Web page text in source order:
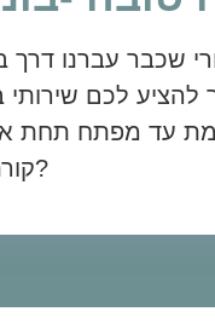
שכבר עברנו דרך
לכם שירותי
עד מפתח תחת
קורת גג?